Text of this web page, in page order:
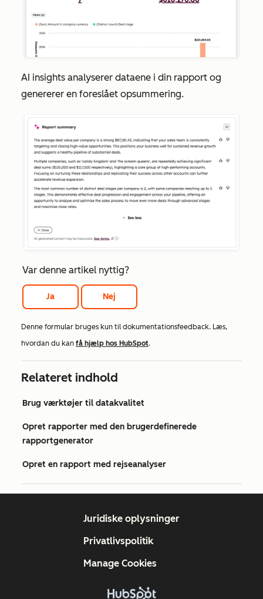
AI insights analyserer dataene i din rapport og
genererer en foreslået opsummering.
Var denne artikel nyttig?
Ja Nej
Denne formular bruges kun til dokumentationsfeedback. Læs,
hvordan du kan få hjælp hos HubSpot.
Relateret indhold
Brug værktøjer til datakvalitet
Opret rapporter med den brugerdefinerede
rapportgenerator
Opret en rapport med rejseanalyser
Juridiske oplysninger
Privatlivspolitik
Manage Cookies